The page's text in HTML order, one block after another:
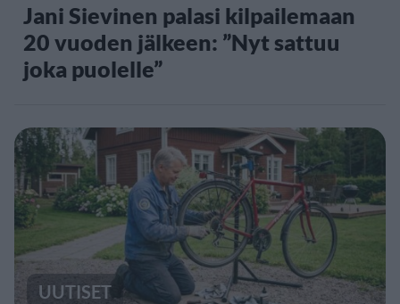
Jani Sievinen palasi kilpailemaan
20 vuoden jälkeen: ”Nyt sattuu
joka puolelle”
UUTISET